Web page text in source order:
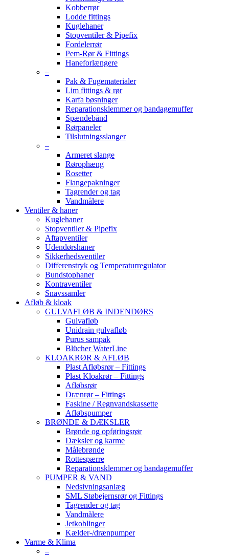
Kobberrør
Lodde fittings
Kuglehaner
Stopventiler & Pipefix
Fordelerrør
Pem-Rør & Fittings
Haneforlængere
–
Pak & Fugematerialer
Lim fittings & rør
Karfa bøsninger
Reparationsklemmer og bandagemuffer
Spændebånd
Rørpaneler
Tilslutningsslanger
–
Armeret slange
Rørophæng
Rosetter
Flangepakninger
Tagrender og tag
Vandmålere
Ventiler & haner
Kuglehaner
Stopventiler & Pipefix
Aftapventiler
Udendørshaner
Sikkerhedsventiler
Differenstryk og Temperaturregulator
Bundstophaner
Kontraventiler
Snavssamler
Afløb & kloak
GULVAFLØB & INDENDØRS
Gulvafløb
Unidrain gulvafløb
Purus sampak
Blücher WaterLine
KLOAKRØR & AFLØB
Plast Afløbsrør – Fittings
Plast Kloakrør – Fittings
Afløbsrør
Drænrør – Fittings
Faskine / Regnvandskassette
Afløbspumper
BRØNDE & DÆKSLER
Brønde og opføringsrør
Dæksler og karme
Målebrønde
Rottespærre
Reparationsklemmer og bandagemuffer
PUMPER & VAND
Nedsivningsanlæg
SML Støbejernsrør og Fittings
Tagrender og tag
Vandmålere
Jetkoblinger
Kælder-/drænpumper
Varme & Klima
–